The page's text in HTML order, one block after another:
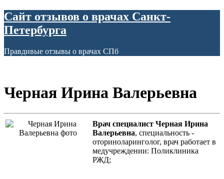
Сайт отзывов о врачах Санкт-
Петербурга
Правдивые отзывы о врачах СПб
Черная Ирина Валерьевна
Врач специалист Черная Ирина
Валерьевна, специальность -
оториноларинголог, врач работает в
медучреждении: Поликлиника
РЖД;